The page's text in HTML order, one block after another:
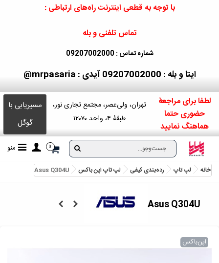
با توجه به قطعی اینترنت راه‌های ارتباطی :
تماس تلفنی و بله
شماره تماس : 09207002000
ایتا و بله : 09207002000 آیدی : mrpasaria@
لطفا برای مراجعۀ
حضوری حتما
هماهنگ نمایید
تهران، ولی‌عصر، مجتمع تجاری نور،
طبقۀ ۴، واحد ۱۲۰۷۰
مسیریابی با
گوگل
0 منو
خانه لپ تاپ رده‌بندی کیفی لپ تاپ اپن باکس Asus Q304U
Asus Q304U
اپن‌باکس